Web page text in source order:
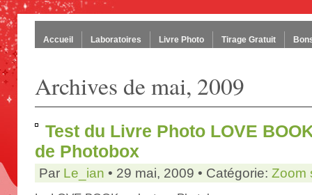
Accueil Laboratoires Livre Photo Tirage Gratuit
Archives de mai, 2009
Test du Livre Photo LOVE
de Photobox
Par Le_ian • 29 mai, 2009 • Catégorie: Zoom